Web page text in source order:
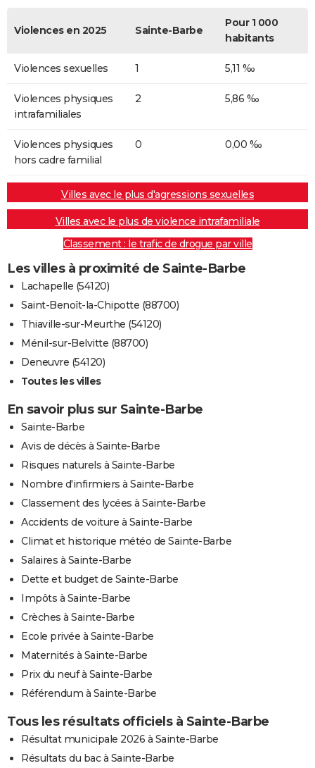
Violences en 2025 Sainte-Barbe
Pour 1 000
habitants
Violences sexuelles 1 5,11 ‰
Violences physiques
intrafamiliales
2 5,86 ‰
Violences physiques
hors cadre familial
0 0,00 ‰
Villes avec le plus d'agressions sexuelles
Villes avec le plus de violence intrafamiliale
Classement : le trafic de drogue par ville
Les villes à proximité de Sainte-Barbe
Lachapelle (54120)
Saint-Benoît-la-Chipotte (88700)
Thiaville-sur-Meurthe (54120)
Ménil-sur-Belvitte (88700)
Deneuvre (54120)
Toutes les villes
En savoir plus sur Sainte-Barbe
Sainte-Barbe
Avis de décès à Sainte-Barbe
Risques naturels à Sainte-Barbe
Nombre d'infirmiers à Sainte-Barbe
Classement des lycées à Sainte-Barbe
Accidents de voiture à Sainte-Barbe
Climat et historique météo de Sainte-Barbe
Salaires à Sainte-Barbe
Dette et budget de Sainte-Barbe
Impôts à Sainte-Barbe
Crèches à Sainte-Barbe
Ecole privée à Sainte-Barbe
Maternités à Sainte-Barbe
Prix du neuf à Sainte-Barbe
Référendum à Sainte-Barbe
Tous les résultats officiels à Sainte-Barbe
Résultat municipale 2026 à Sainte-Barbe
Résultats du bac à Sainte-Barbe